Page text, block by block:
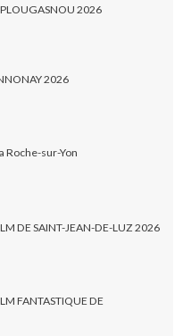
PLOUGASNOU 2026
2026
Roche-sur-Yon
DE SAINT-JEAN-DE-LUZ 2026
FANTASTIQUE DE